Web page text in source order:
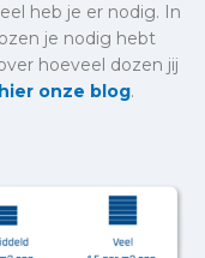
heb je er nodig. In
je nodig hebt
hoeveel dozen jij
hier onze blog.